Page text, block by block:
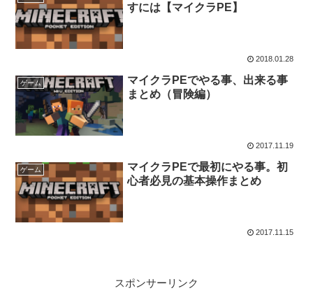
すには【マイクラPE】
2018.01.28
ゲーム
マイクラPEでやる事、出来る事
まとめ（冒険編）
2017.11.19
ゲーム
マイクラPEで最初にやる事。初
心者必見の基本操作まとめ
2017.11.15
スポンサーリンク